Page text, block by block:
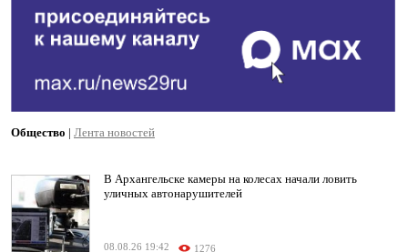
Общество | Лента новостей
В Архангельске камеры на колесах начали ловить
уличных автонарушителей
08.08.26 19:42 1276